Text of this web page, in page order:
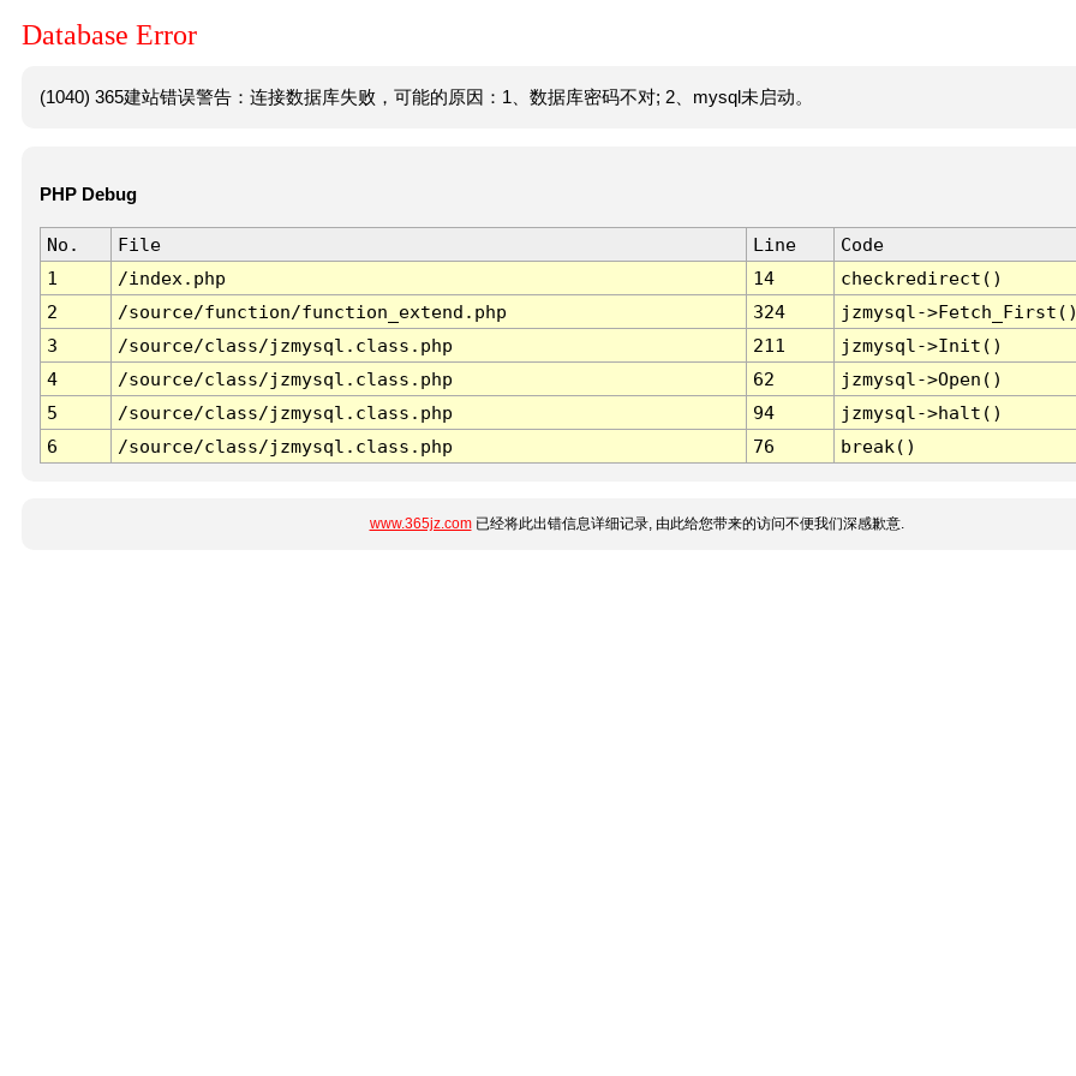
Database Error
(1040) 365建站错误警告：连接数据库失败，可能的原因：1、数据库密码不对; 2、mysql未启动。
PHP Debug
No. File Line
Code
1
/index.php 14
checkredirect()
2
/source/function/function_extend.php 324
jzmysql-
3
/source/class/jzmysql.class.php 211
jzmysql->Init()
4
/source/class/jzmysql.class.php 62
jzmysql->Open()
5
/source/class/jzmysql.class.php 94
jzmysql->halt()
6
/source/class/jzmysql.class.php 76 break()
www.365jz.com已经将此出错信息详细记录, 由此给您带来的访问不便我们深感歉意.